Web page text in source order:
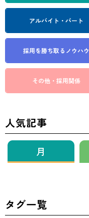
アルバイト・パート
採用を勝ち取る ノウハウ
その他・採用関係
人気記事
月
タグ一覧